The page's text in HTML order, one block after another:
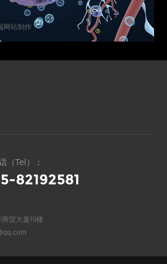
网站制作
（Tel）：
82192581
贸大厦19楼